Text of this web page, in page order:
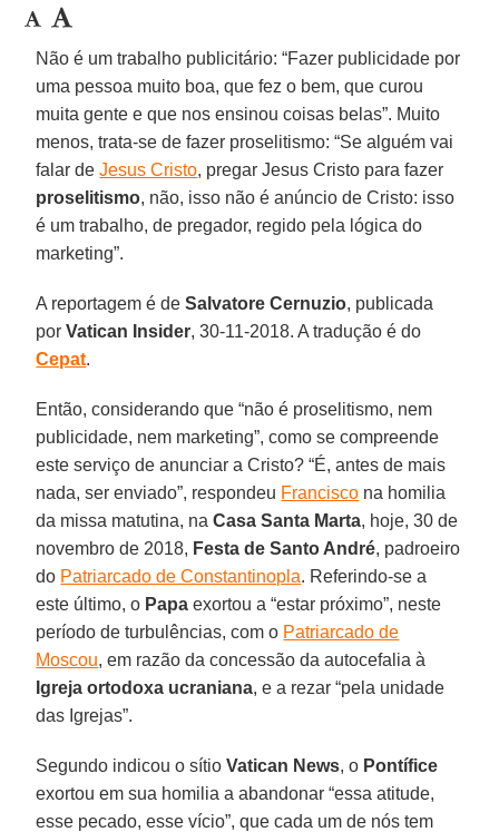
Não é um trabalho publicitário: “Fazer publicidade por
uma pessoa muito boa, que fez o bem, que curou
muita gente e que nos ensinou coisas belas”. Muito
menos, trata-se de fazer proselitismo: “Se alguém vai
falar deJesus Cristo, pregar Jesus Cristo para fazer
proselitismo, não, isso não é anúncio de Cristo: isso
é um trabalho, de pregador, regido pela lógica do
marketing”.
A reportagem é deSalvatore Cernuzio, publicada
porVatican Insider, 30-11-2018. A tradução é do
Cepat.
Então, considerando que “não é proselitismo, nem
publicidade, nem marketing”, como se compreende
este serviço de anunciar a Cristo? “É, antes de mais
nada, ser enviado”, respondeu Francisco na homilia
da missa matutina, naCasa Santa Marta, hoje, 30 de
novembro de 2018, Festa de Santo André, padroeiro
do Patriarcado de Constantinopla. Referindo-se a
este último, o Papa exortou a “estar próximo”, neste
período de turbulências, com o Patriarcado de
Moscou, em razão da concessão da autocefalia à
Igreja ortodoxa ucraniana, e a rezar “pela unidade
das Igrejas”.
Segundo indicou o sítioVatican News, o Pontífice
exortou em sua homilia a abandonar “essa atitude,
esse pecado, esse vício”, que cada um de nós tem